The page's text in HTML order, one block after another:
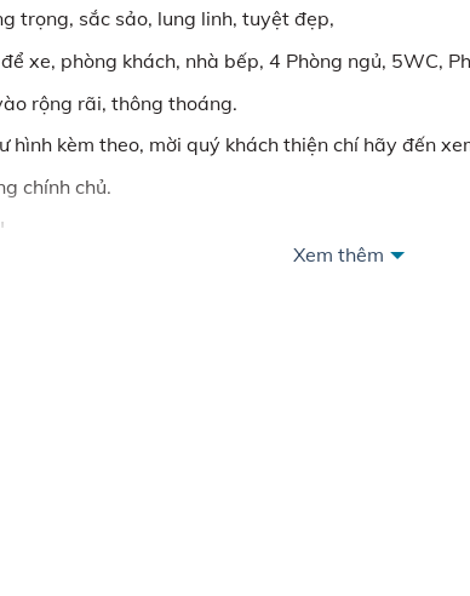
trọng, sắc sảo, lung linh, tuyệt đẹp,
xe, phòng khách, nhà bếp, 4 Phòng ngủ, 5WC,
rộng rãi, thông thoáng.
hình kèm theo, mời quý khách thiện chí hãy đến
chính chủ.
Xem thêm